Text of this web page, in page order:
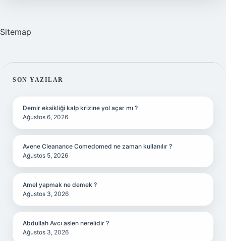
Sitemap
SIDEBAR
SON YAZILAR
Demir eksikliği kalp krizine yol açar mı ?
Ağustos 6, 2026
Avene Cleanance Comedomed ne zaman kullanılır ?
Ağustos 5, 2026
Amel yapmak ne demek ?
Ağustos 3, 2026
Abdullah Avcı aslen nerelidir ?
Ağustos 3, 2026